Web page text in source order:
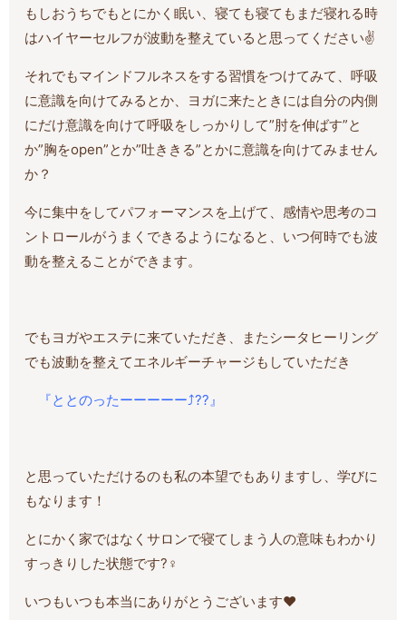
もしおうちでもとにかく眠い、寝ても寝てもまだ寝れる時
はハイヤーセルフが波動を整えていると思ってください✌️
それでもマインドフルネスをする習慣をつけてみて、呼吸
に意識を向けてみるとか、ヨガに来たときには自分の内側
にだけ意識を向けて呼吸をしっかりして”肘を伸ばす”と
か”胸をopen”とか”吐ききる”とかに意識を向けてみません
か？
今に集中をしてパフォーマンスを上げて、感情や思考のコ
ントロールがうまくできるようになると、いつ何時でも波
動を整えることができます。
でもヨガやエステに来ていただき、またシータヒーリング
でも波動を整えてエネルギーチャージもしていただき
『ととのったーーーーー⤴️??』
と思っていただけるのも私の本望でもありますし、学びに
もなります！
とにかく家ではなくサロンで寝てしまう人の意味もわかり
すっきりした状態です?‍♀️
いつもいつも本当にありがとうございます❤️